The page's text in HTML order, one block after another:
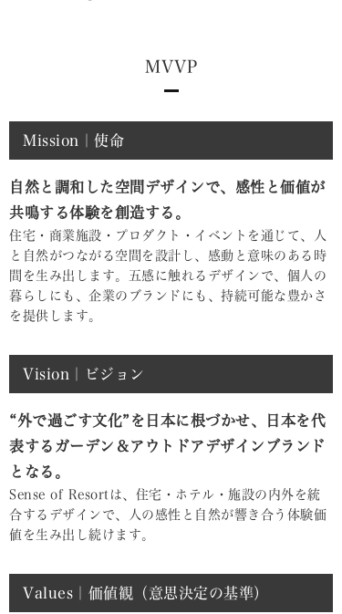
MVVP
Mission｜使命
自然と調和した空間デザインで、感性と価値が
共鳴する体験を創造する。
住宅・商業施設・プロダクト・イベントを通じて、人
と自然がつながる空間を設計し、感動と意味のある時
間を生み出します。五感に触れるデザインで、個人の
暮らしにも、企業のブランドにも、持続可能な豊かさ
を提供します。
Vision｜ビジョン
“外で過ごす文化”を日本に根づかせ、日本を代
表するガーデン＆アウトドアデザインブランド
となる。
Sense of Resortは、住宅・ホテル・施設の内外を統
合するデザインで、人の感性と自然が響き合う体験価
値を生み出し続けます。
Values｜価値観（意思決定の基準）